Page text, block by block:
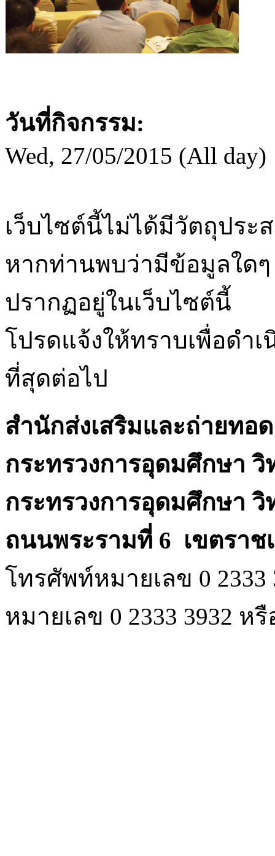
วันที่กิจกรรม:
Wed, 27/05/2015 (All day)
เว็บไซต์นี้ไม่ได้มีวัตถุประ
หากท่านพบว่ามีข้อมูลใด
ปรากฏอยู่ในเว็บไซต์นี้
โปรดแจ้งให้ทราบเพื่อดำ
ที่สุดต่อไป
สำนักส่งเสริมและถ่ายทอ
กระทรวงการอุดมศึกษา
กระทรวงการอุดมศึกษา
ถนนพระรามที่ 6 เขตราช
โทรศัพท์หมายเลข 0 2333
หมายเลข 0 2333 3932 หรื